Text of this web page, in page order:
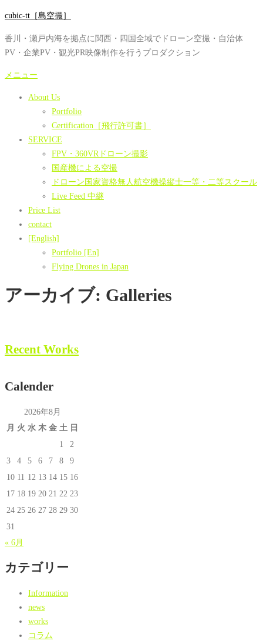
コ
テ
ン
ツ
cubic-tt［島空撮］
香川・瀬戸内海を拠点に関西・四国全域でドローン空撮・自治体
PV・企業PV・観光PR映像制作を行うプロダクション
メニュー
About Us
Portfolio
Certification［飛行許可書］
SERVICE
FPV・360VRドローン撮影
国産機による空撮
ドローン国家資格無人航空機操縦士一等・二等スクール
Live Feed 中継
Price List
contact
[English]
Portfolio [En]
Flying Drones in Japan
アーカイブ: Galleries
Recent Works
Calender
2026年8月
月 火 水 木 金 土 日
1
2
3
4 5 6 7 8
9
10 11 12 13 14 15 16
17 18 19 20 21 22 23
24 25 26 27 28 29 30
31
« 6月
カテゴリー
Information
news
works
コラム